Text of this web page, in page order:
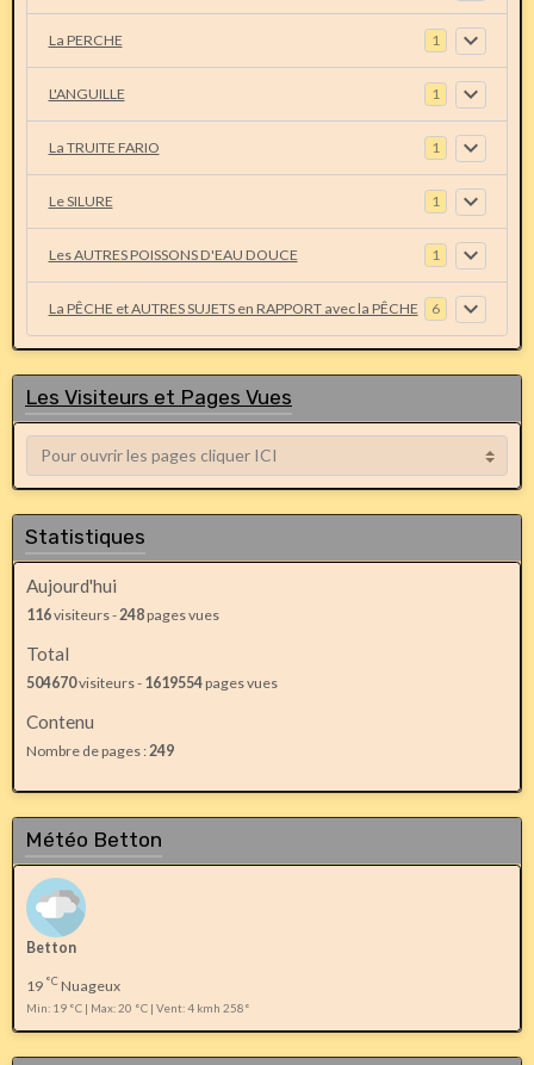
La PERCHE 1
L'ANGUILLE 1
La TRUITE FARIO 1
Le SILURE 1
Les AUTRES POISSONS D'EAU DOUCE 1
La PÊCHE et AUTRES SUJETS en RAPPORT avec la PÊCHE 6
Les Visiteurs et Pages Vues
Statistiques
Aujourd'hui
116visiteurs - 248pages vues
Total
504670visiteurs - 1619554pages vues
Contenu
Nombre de pages : 249
Météo Betton
Betton
19 °CNuageux
Min: 19 °C | Max: 20 °C | Vent: 4 kmh 258°